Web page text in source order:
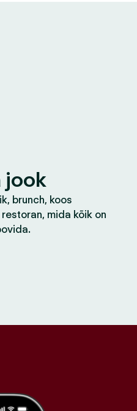
jook
brunch, koos
mida kõik on